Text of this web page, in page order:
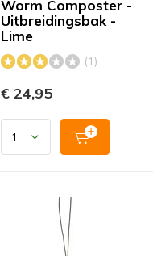
Worm Composter -
Uitbreidingsbak -
Lime
(1)
€ 24,95